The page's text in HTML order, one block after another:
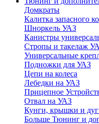
Домкраты
Калитка запасного
Шноркель УАЗ
Канистры
Стропы и такелаж
Универсальные
Подножки для УАЗ
Цепи на колеса
Лебедки на УАЗ
Прицепное
Отвал на УАЗ
Кунги, крышки и
Больше Тюнинг и